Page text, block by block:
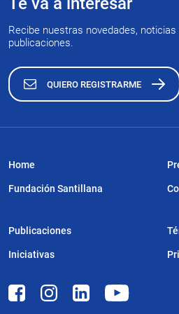
Recibe nuestras novedades,
publicaciones.
QUIERO REGISTRARME
Home
Fundación Santillana
Publicaciones
Iniciativas